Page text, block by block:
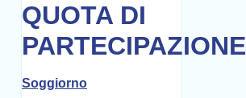
QUOTA DI
PARTECIPAZIONE
Soggiorno